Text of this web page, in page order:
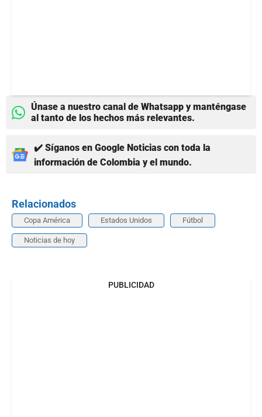
Únase a nuestro canal de Whatsapp y manténgase
al tanto de los hechos más relevantes.
✔️ Síganos en Google Noticias con toda la
información de Colombia y el mundo.
Relacionados
Copa América Estados Unidos Fútbol
Noticias de hoy
PUBLICIDAD